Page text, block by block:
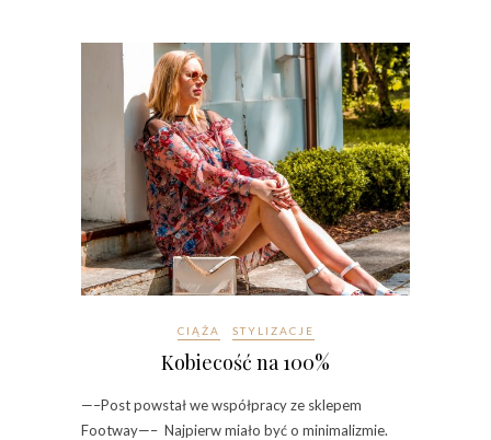
CIĄŻA STYLIZACJE
Kobiecość na 100%
—–Post powstał we współpracy ze sklepem
Footway—– Najpierw miało być o minimalizmie.